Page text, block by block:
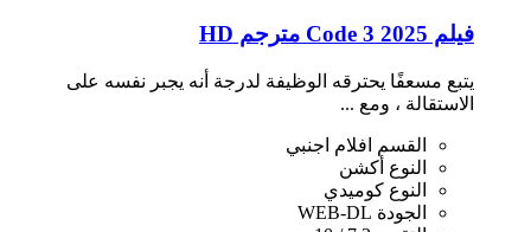
فيلم Code 3 2025 مترجم HD
يتبع مسعفًا يحترقه الوظيفة لدرجة أنه يجبر نفسه على
الاستقالة ، ومع ...
القسم
افلام اجنبي
النوع أكشن
النوع كوميدي
الجودة WEB-DL